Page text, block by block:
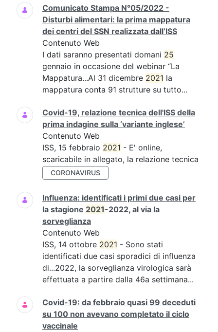
Comunicato Stampa N°05/2022 -
Disturbi alimentari: la prima mappatura
dei centri del SSN realizzata dall’ISS
Contenuto Web
I dati saranno presentati domani 25
gennaio in occasione del webinar “La
Mappatura...Al 31 dicembre 2021 la
mappatura conta 91 strutture su tutto...
Covid-19, relazione tecnica dell'ISS della
prima indagine sulla ‘variante inglese’
Contenuto Web
ISS, 15 febbraio 2021 - E' online,
scaricabile in allegato, la relazione tecnica
CORONAVIRUS
Influenza: identificati i primi due casi per
la stagione 2021-2022, al via la
sorveglianza
Contenuto Web
ISS, 14 ottobre 2021 - Sono stati
identificati due casi sporadici di influenza
di...2022, la sorveglianza virologica sarà
effettuata a partire dalla 46a settimana...
Covid-19: da febbraio quasi 99 deceduti
su 100 non avevano completato il ciclo
vaccinale